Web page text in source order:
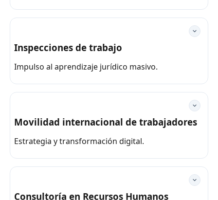
Inspecciones de trabajo
Impulso al aprendizaje jurídico masivo.
Movilidad internacional de trabajadores
Estrategia y transformación digital.
Consultoría en Recursos Humanos